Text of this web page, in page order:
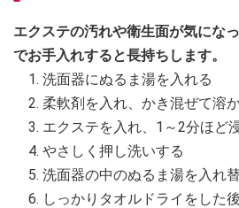
エクステの汚れや衛生面が気にな
でお手入れすると長持ちします。
洗面器にぬるま湯を入れる
柔軟剤を入れ、かき混ぜて溶
エクステを入れ、1～2分ほど
やさしく押し洗いする
洗面器の中のぬるま湯を入れ
しっかりタオルドライをした